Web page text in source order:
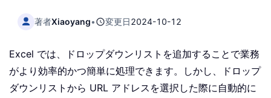
著者Xiaoyang• 変更日2024-10-12
Excel では、ドロップダウンリストを追加することで業務
がより効率的かつ簡単に処理できます。しかし、ドロップ
ダウンリストから URL アドレスを選択した際に自動的に